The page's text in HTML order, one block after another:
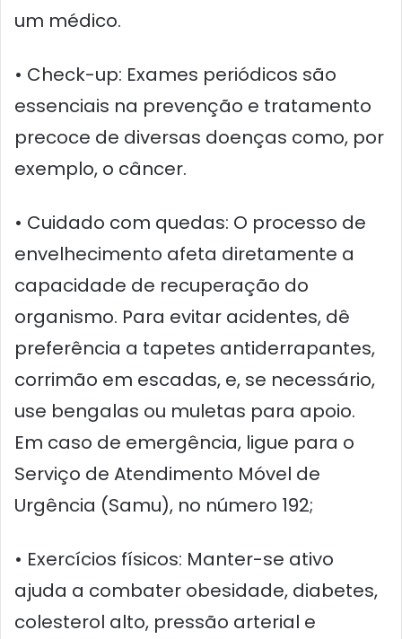
um médico.
• Check-up: Exames periódicos são
essenciais na prevenção e tratamento
precoce de diversas doenças como, por
exemplo, o câncer.
• Cuidado com quedas: O processo de
envelhecimento afeta diretamente a
capacidade de recuperação do
organismo. Para evitar acidentes, dê
preferência a tapetes antiderrapantes,
corrimão em escadas, e, se necessário,
use bengalas ou muletas para apoio.
Em caso de emergência, ligue para o
Serviço de Atendimento Móvel de
Urgência (Samu), no número 192;
• Exercícios físicos: Manter-se ativo
ajuda a combater obesidade, diabetes,
colesterol alto, pressão arterial e